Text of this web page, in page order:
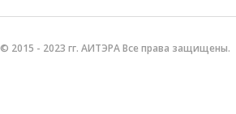
© 2015 - 2023 гг. АИТЭРА Все права защищены.